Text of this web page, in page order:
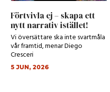
Förtvivla ej – skapa ett
nytt narrativ istället!
Vi översättare ska inte svartmåla
vår framtid, menar Diego
Cresceri
5 JUN, 2026